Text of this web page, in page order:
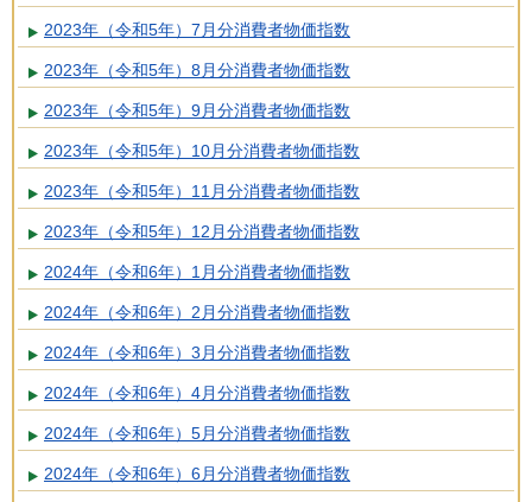
2023年（令和5年）7月分消費者物価指数
2023年（令和5年）8月分消費者物価指数
2023年（令和5年）9月分消費者物価指数
2023年（令和5年）10月分消費者物価指数
2023年（令和5年）11月分消費者物価指数
2023年（令和5年）12月分消費者物価指数
2024年（令和6年）1月分消費者物価指数
2024年（令和6年）2月分消費者物価指数
2024年（令和6年）3月分消費者物価指数
2024年（令和6年）4月分消費者物価指数
2024年（令和6年）5月分消費者物価指数
2024年（令和6年）6月分消費者物価指数